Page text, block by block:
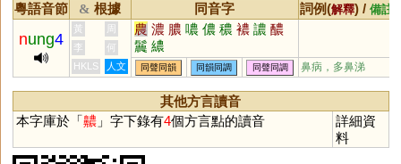
粵語音節 & 根據 同音字 詞例(解釋) / 備註
nung4
黃 周 農 濃 膿 噥 儂 穠 襛 譨 醲
鬞 繷
李
何
HKLS
人文 同聲同韻 同韻同調 同聲同調 鼻病，多鼻涕
其他方言讀音
本字庫於「齈」字下錄有4個方言點的讀音
詳細資
料